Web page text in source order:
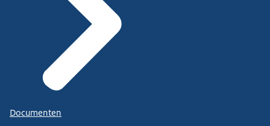
Documenten